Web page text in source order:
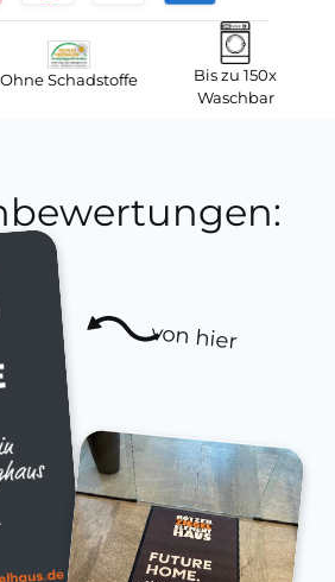
Ohne Schadstoffe
Bis zu 150x
Waschbar
von hier